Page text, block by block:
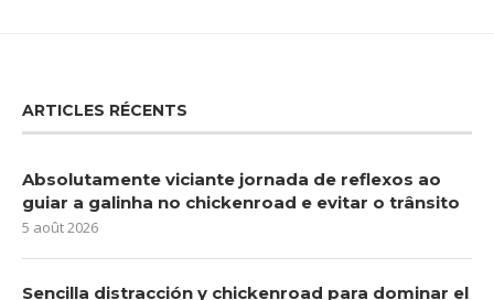
ARTICLES RÉCENTS
Absolutamente viciante jornada de reflexos ao
guiar a galinha no chickenroad e evitar o trânsito
5 août 2026
Sencilla distracción y chickenroad para dominar el